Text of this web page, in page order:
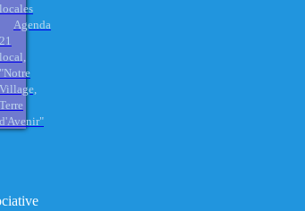
locales
Agenda
21
local,
"Notre
Village,
Terre
d'Avenir"